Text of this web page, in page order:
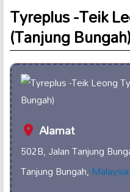
Tyreplus -Teik
(Tanjung
Alamat
502B, Jalan Tanjung
Tanjung Bungah,Malaysia